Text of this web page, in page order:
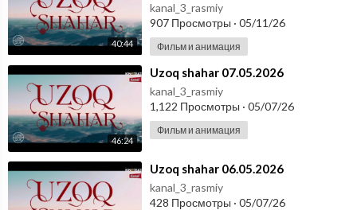
40:44
kanal_3_rasmiy
907 Просмотры · 05/11/26
Фильм и анимация
46:24
⁣Uzoq shahar 07.05.2026
kanal_3_rasmiy
1,122 Просмотры · 05/07/26
Фильм и анимация
⁣Uzoq shahar 06.05.2026
kanal_3_rasmiy
428 Просмотры · 05/07/26